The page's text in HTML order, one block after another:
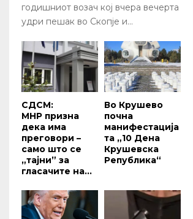
годишниот возач кој вчера вечерта
удри пешак во Скопје и...
СДСМ:
МНР призна
дека има
преговори –
само што се
„тајни” за
гласачите на...
Во Крушево
почна
манифестација
та „10 Дена
Крушевска
Република“